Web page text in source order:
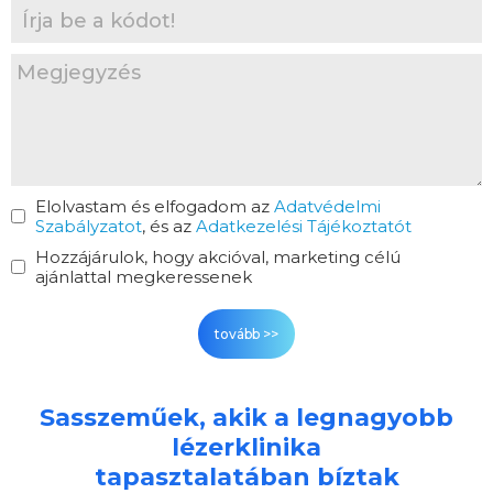
Elolvastam és elfogadom az Adatvédelmi
Szabályzatot, és az Adatkezelési Tájékoztatót
Hozzájárulok, hogy akcióval, marketing célú
ajánlattal megkeressenek
Sasszeműek, akik a legnagyobb
lézerklinika
tapasztalatában bíztak